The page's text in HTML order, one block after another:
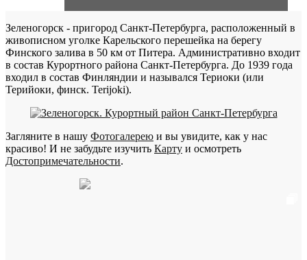
Зеленогорск - пригород Санкт-Петербурга, расположенный в
живописном уголке Карельского перешейка на берегу
Финского залива в 50 км от Питера. Административно входит
в состав Курортного района Санкт-Петербурга. До 1939 года
входил в состав Финляндии и назывался Териоки (или
Терийоки, финск. Terijoki).
Загляните в нашу Фотогалерею и вы увидите, как у нас
красиво! И не забудьте изучить Карту и осмотреть
Достопримечательности.